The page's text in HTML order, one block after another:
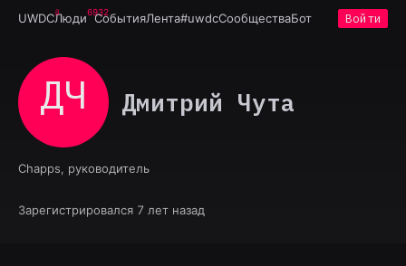
UWDCЛюди6932
СобытияЛента#uwdcСообществаБот Войти
ДЧ Дмитрий Чута
Chapps, руководитель
Зарегистрировался 7 лет назад